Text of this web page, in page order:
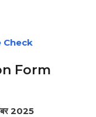
Check
Form
2025